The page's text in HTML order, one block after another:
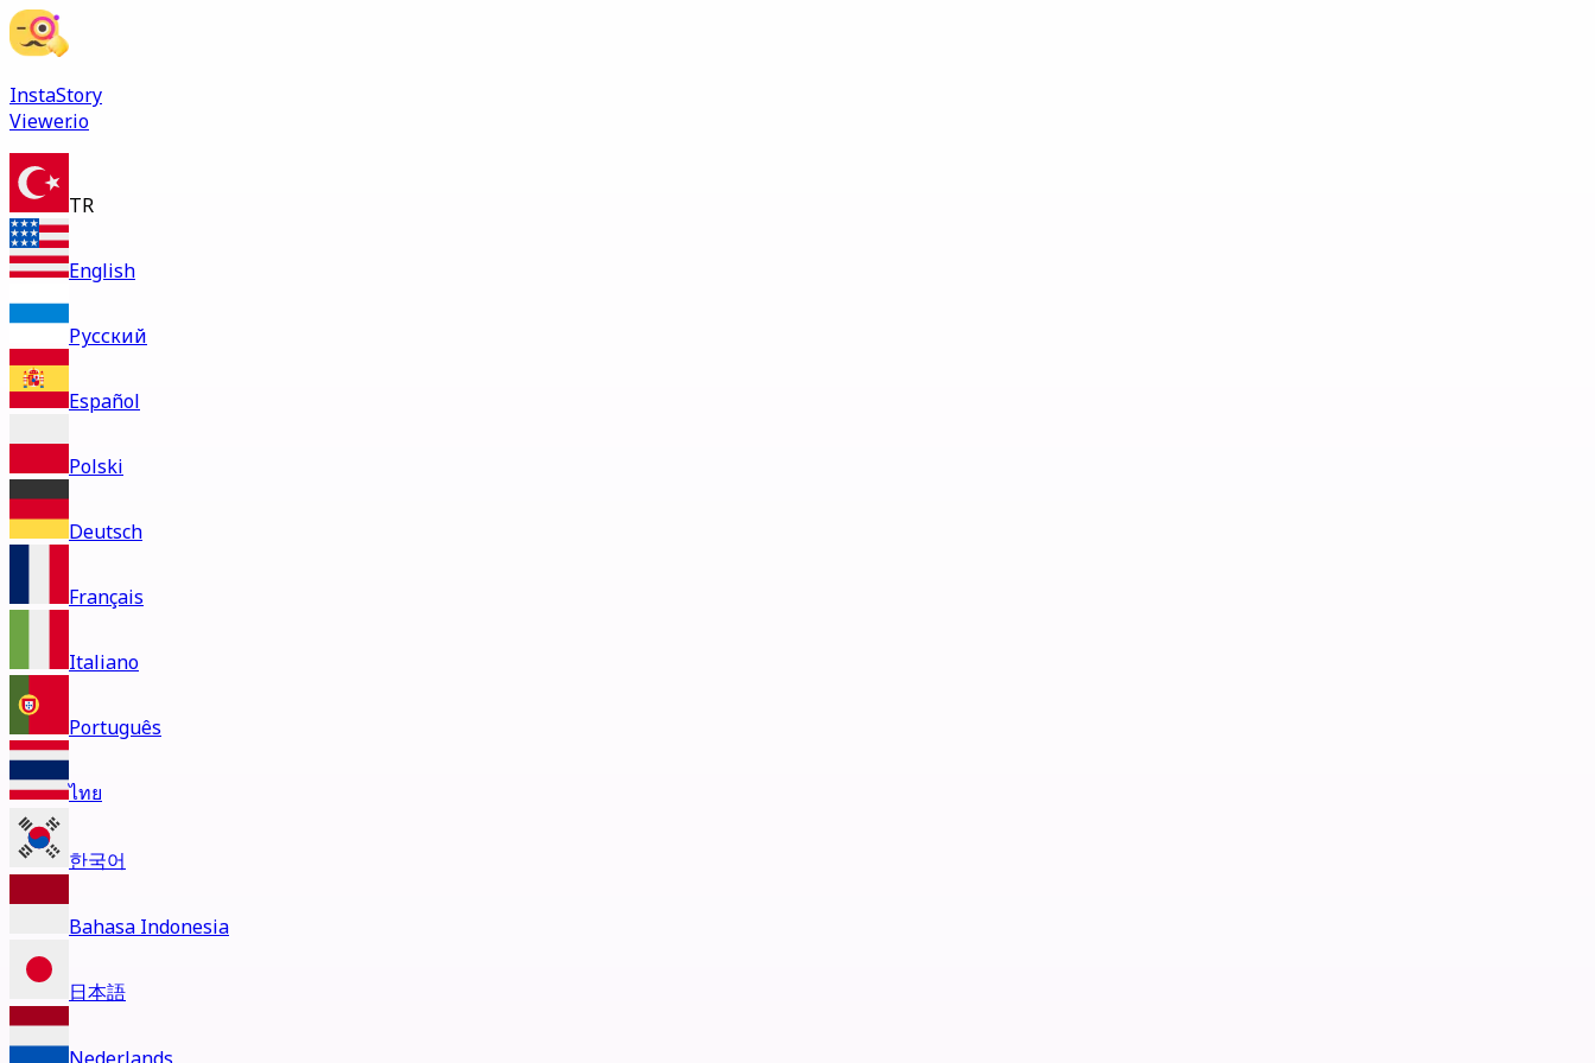
InstaStory
Viewer.io
TR
English
Русский
Español
Polski
Deutsch
Français
Italiano
Português
ไทย
한국어
Bahasa Indonesia
日本語